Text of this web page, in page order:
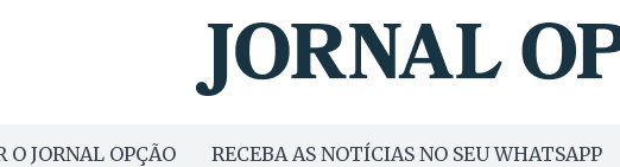
O JORNAL OPÇÃO RECEBA AS NOTÍCIAS NO SEU WHATSAPP